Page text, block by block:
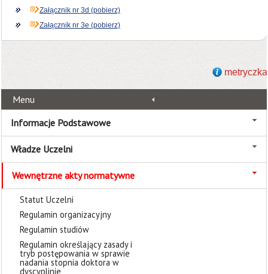
Załącznik nr 3d (pobierz)
Załącznik nr 3e (pobierz)
metryczka
Menu
Informacje Podstawowe
Władze Uczelni
Wewnętrzne akty normatywne
Statut Uczelni
Regulamin organizacyjny
Regulamin studiów
Regulamin określający zasady i
tryb postępowania w sprawie
nadania stopnia doktora w
dyscyplinie